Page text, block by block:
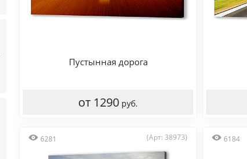
Пустынная дорога
от 1290 руб.
6281 (Арт: 38973) 6184